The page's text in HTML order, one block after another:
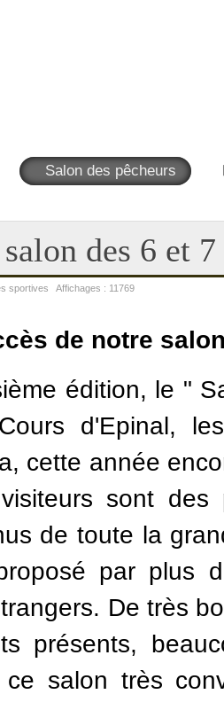
Salon des pêcheurs
des 6 et
sportives Affichages : 11769
de notre
édition, le "
d'Epinal,
cette année
sont
de toute la
par plus
De très
présents,
ce salon très